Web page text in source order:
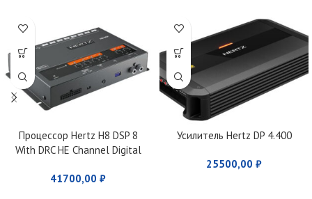
Процессор Hertz H8 DSP 8
With DRC HE Channel Digital
41700,00 ₽
Усилитель Hertz DP 4.400
25500,00 ₽